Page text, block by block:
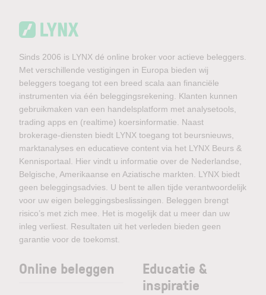
Sinds 2006 is LYNX dé online broker voor actieve beleggers.
Met verschillende vestigingen in Europa bieden wij
beleggers toegang tot een breed scala aan financiële
instrumenten via één beleggingsrekening. Klanten kunnen
gebruikmaken van een handelsplatform met analysetools,
trading apps en (realtime) koersinformatie. Naast
brokerage-diensten biedt LYNX toegang tot beursnieuws,
marktanalyses en educatieve content via het LYNX Beurs &
Kennisportaal. Hier vindt u informatie over de Nederlandse,
Belgische, Amerikaanse en Aziatische markten. LYNX biedt
geen beleggingsadvies. U bent te allen tijde verantwoordelijk
voor uw eigen beleggingsbeslissingen. Beleggen brengt
risico’s met zich mee. Het is mogelijk dat u meer dan uw
inleg verliest. Resultaten uit het verleden bieden geen
garantie voor de toekomst.
Online beleggen
Educatie &
inspiratie